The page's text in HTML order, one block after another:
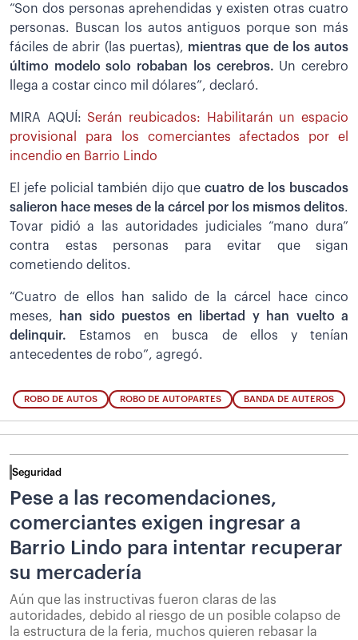
“Son dos personas aprehendidas y existen otras cuatro
personas. Buscan los autos antiguos porque son más
fáciles de abrir (las puertas), mientras que de los autos
último modelo solo robaban los cerebros. Un cerebro
llega a costar cinco mil dólares”, declaró.
MIRA AQUÍ:Serán reubicados: Habilitarán un espacio
provisional para los comerciantes afectados por el
incendio en Barrio Lindo
El jefe policial también dijo que cuatro de los buscados
salieron hace meses de la cárcel por los mismos delitos.
Tovar pidió a las autoridades judiciales “mano dura”
contra estas personas para evitar que sigan
cometiendo delitos.
“Cuatro de ellos han salido de la cárcel hace cinco
meses, han sido puestos en libertad y han vuelto a
delinquir. Estamos en busca de ellos y tenían
antecedentes de robo”, agregó.
ROBO DE AUTOS ROBO DE AUTOPARTES BANDA DE AUTEROS
Seguridad
Pese a las recomendaciones,
comerciantes exigen ingresar a
Barrio Lindo para intentar recuperar
su mercadería
Aún que las instructivas fueron claras de las
autoridades, debido al riesgo de un posible colapso de
la estructura de la feria, muchos quieren rebasar la